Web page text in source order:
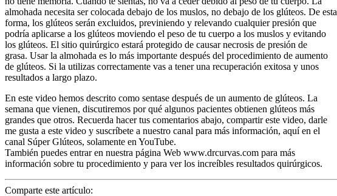
almohada necesita ser colocada debajo de los muslos, no debajo de los glúteos. De esta
forma, los glúteos serán excluidos, previniendo y relevando cualquier presión que
podría aplicarse a los glúteos moviendo el peso de tu cuerpo a los muslos y evitando
los glúteos. El sitio quirúrgico estará protegido de causar necrosis de presión de
grasa. Usar la almohada es lo más importante después del procedimiento de aumento
de glúteos. Si la utilizas correctamente vas a tener una recuperación exitosa y unos
resultados a largo plazo.
En este video hemos descrito como sentase después de un aumento de glúteos. La
semana que vienen, discutiremos por qué algunos pacientes obtienen glúteos más
grandes que otros. Recuerda hacer tus comentarios abajo, compartir este video, darle
me gusta a este video y suscríbete a nuestro canal para más información, aquí en el
canal Súper Glúteos, solamente en YouTube.
También puedes entrar en nuestra página Web www.drcurvas.com para más
información sobre tu procedimiento y para ver los increíbles resultados quirúrgicos.
Comparte este artículo: